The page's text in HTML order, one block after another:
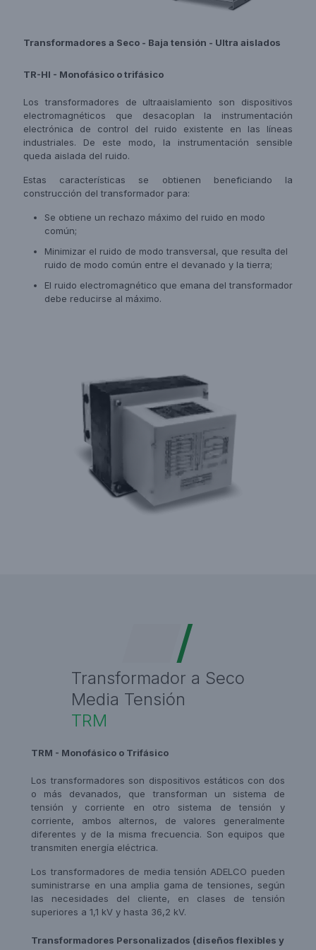
Transformadores a Seco - Baja tensión - Ultra aislados
TR-HI - Monofásico o trifásico
Los transformadores de ultraaislamiento son dispositivos
electromagnéticos que desacoplan la instrumentación
electrónica de control del ruido existente en las líneas
industriales. De este modo, la instrumentación sensible
queda aislada del ruido.
Estas características se obtienen beneficiando la
construcción del transformador para:
Se obtiene un rechazo máximo del ruido en modo
común;
Minimizar el ruido de modo transversal, que resulta del
ruido de modo común entre el devanado y la tierra;
El ruido electromagnético que emana del transformador
debe reducirse al máximo.
Transformador a Seco
Media Tensión
TRM
TRM - Monofásico o Trifásico
Los transformadores son dispositivos estáticos con dos
o más devanados, que transforman un sistema de
tensión y corriente en otro sistema de tensión y
corriente, ambos alternos, de valores generalmente
diferentes y de la misma frecuencia. Son equipos que
transmiten energía eléctrica.
Los transformadores de media tensión ADELCO pueden
suministrarse en una amplia gama de tensiones, según
las necesidades del cliente, en clases de tensión
superiores a 1,1 kV y hasta 36,2 kV.
Transformadores Personalizados (diseños flexibles y